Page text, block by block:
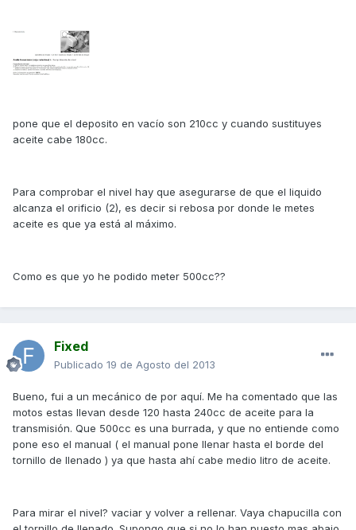
pone que el deposito en vacío son 210cc y cuando sustituyes
aceite cabe 180cc.
Para comprobar el nivel hay que asegurarse de que el liquido
alcanza el orificio (2), es decir si rebosa por donde le metes
aceite es que ya está al máximo.
Como es que yo he podido meter 500cc??
Fixed
Publicado 19 de Agosto del 2013
Bueno, fui a un mecánico de por aquí. Me ha comentado que las
motos estas llevan desde 120 hasta 240cc de aceite para la
transmisión. Que 500cc es una burrada, y que no entiende como
pone eso el manual ( el manual pone llenar hasta el borde del
tornillo de llenado ) ya que hasta ahí cabe medio litro de aceite.
Para mirar el nivel? vaciar y volver a rellenar. Vaya chapucilla con